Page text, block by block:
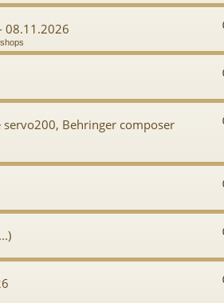
08.11.2026
Behringer composer